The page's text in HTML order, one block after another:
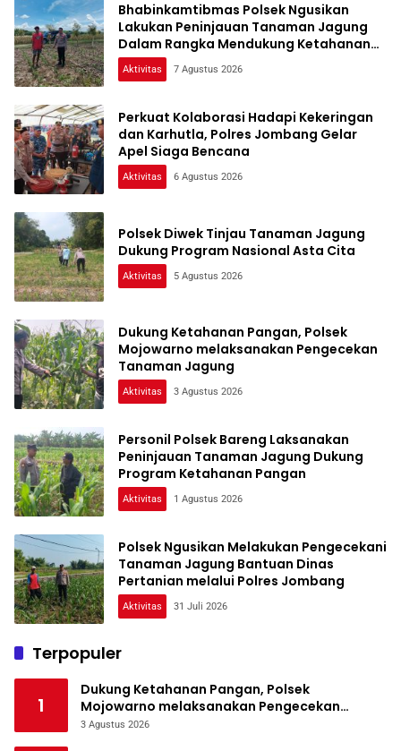
Bhabinkamtibmas Polsek Ngusikan
Lakukan Peninjauan Tanaman Jagung
Dalam Rangka Mendukung Ketahanan
Pangan
Aktivitas 7 Agustus 2026
Perkuat Kolaborasi Hadapi Kekeringan
dan Karhutla, Polres Jombang Gelar
Apel Siaga Bencana
Aktivitas 6 Agustus 2026
Polsek Diwek Tinjau Tanaman Jagung
Dukung Program Nasional Asta Cita
Aktivitas 5 Agustus 2026
Dukung Ketahanan Pangan, Polsek
Mojowarno melaksanakan Pengecekan
Tanaman Jagung
Aktivitas 3 Agustus 2026
Personil Polsek Bareng Laksanakan
Peninjauan Tanaman Jagung Dukung
Program Ketahanan Pangan
Aktivitas 1 Agustus 2026
Polsek Ngusikan Melakukan Pengecekani
Tanaman Jagung Bantuan Dinas
Pertanian melalui Polres Jombang
Aktivitas 31 Juli 2026
Terpopuler
1
Dukung Ketahanan Pangan, Polsek
Mojowarno melaksanakan Pengecekan
Tanaman Jagung
3 Agustus 2026